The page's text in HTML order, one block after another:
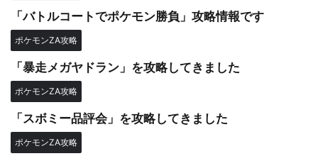
「バトルコートでポケモン勝負」攻略情報です
ポケモンZA攻略
「暴走メガヤドラン」を攻略してきました
ポケモンZA攻略
「スボミー品評会」を攻略してきました
ポケモンZA攻略